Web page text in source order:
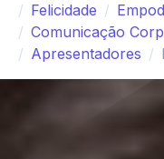
Felicidade
Comunicação
Apresentadores